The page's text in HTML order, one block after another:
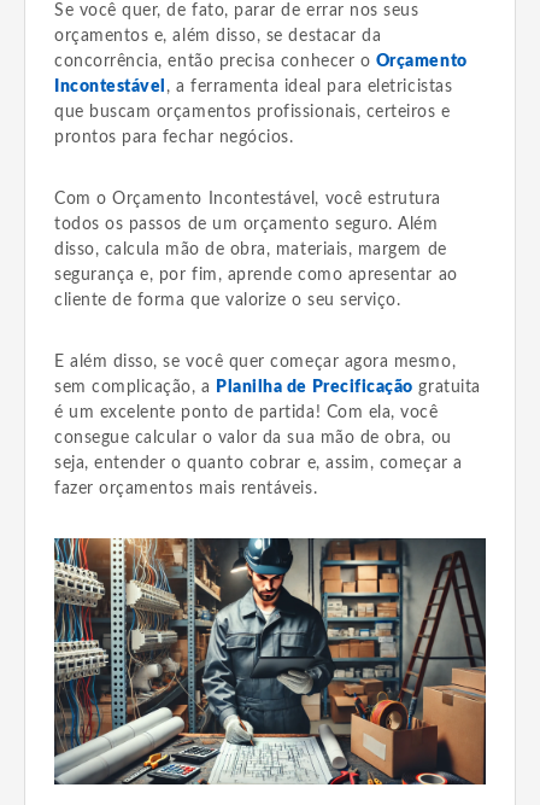
Se você quer, de fato, parar de errar nos seus
orçamentos e, além disso, se destacar da
concorrência, então precisa conhecer o Orçamento
Incontestável , a ferramenta ideal para eletricistas
que buscam orçamentos profissionais, certeiros e
prontos para fechar negócios.
Com o Orçamento Incontestável, você estrutura
todos os passos de um orçamento seguro. Além
disso, calcula mão de obra, materiais, margem de
segurança e, por fim, aprende como apresentar ao
cliente de forma que valorize o seu serviço.
E além disso, se você quer começar agora mesmo,
sem complicação, a
Planilha de Precificação gratuita
é um excelente ponto de partida! Com ela, você
consegue calcular o valor da sua mão de obra, ou
seja, entender o quanto cobrar e, assim, começar a
fazer orçamentos mais rentáveis.